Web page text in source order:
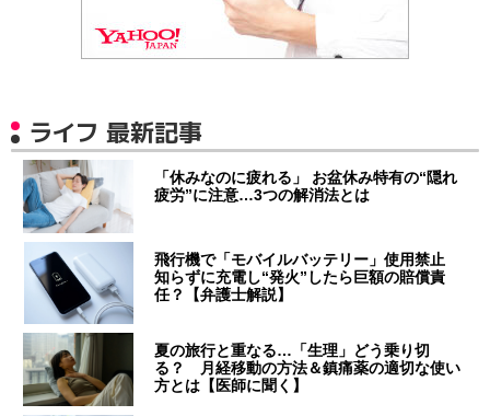
ライフ 最新記事
「休みなのに疲れる」 お盆休み特有の“隠れ
疲労”に注意…3つの解消法とは
飛行機で「モバイルバッテリー」使用禁止
知らずに充電し“発火”したら巨額の賠償責
任？【弁護士解説】
夏の旅行と重なる…「生理」どう乗り切
る？ 月経移動の方法＆鎮痛薬の適切な使い
方とは【医師に聞く】